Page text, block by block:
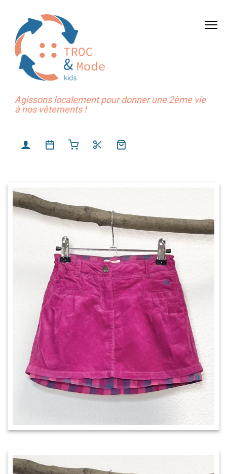
Agissons localement pour donner une 2ème vie
à nos vêtements !